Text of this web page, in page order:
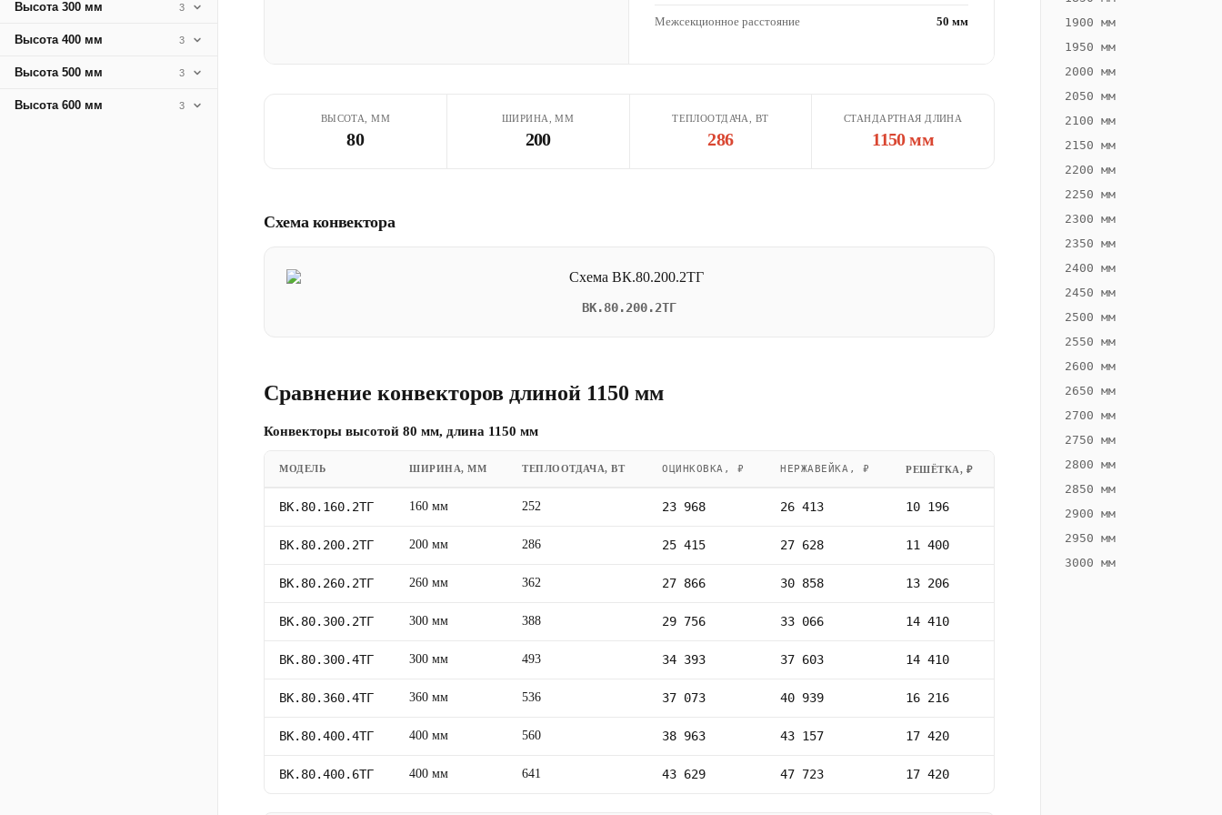
Высота 300 мм 3
Высота 400 мм 3
Высота 500 мм 3
Высота 600 мм 3
Межсекционное расстояние 50 мм
ВЫСОТА, ММ
80
ШИРИНА, ММ
200
ТЕПЛООТДАЧА, ВТ
286
СТАНДАРТНАЯ ДЛИНА
1150 мм
Схема конвектора
ВК.80.200.2ТГ
Сравнение конвекторов длиной 1150 мм
Конвекторы высотой 80 мм, длина 1150 мм
МОДЕЛЬ ШИРИНА, ММ ТЕПЛООТДАЧА, ВТ ОЦИНКОВКА, ₽ НЕРЖАВЕЙКА, ₽ РЕШЁТКА, ₽
ВК.80.160.2ТГ 160 мм 252 23 968 26 413 10 196
ВК.80.200.2ТГ 200 мм 286 25 415 27 628 11 400
ВК.80.260.2ТГ 260 мм 362 27 866 30 858 13 206
ВК.80.300.2ТГ 300 мм 388 29 756 33 066 14 410
ВК.80.300.4ТГ 300 мм 493 34 393 37 603 14 410
ВК.80.360.4ТГ 360 мм 536 37 073 40 939 16 216
ВК.80.400.4ТГ 400 мм 560 38 963 43 157 17 420
ВК.80.400.6ТГ 400 мм 641 43 629 47 723 17 420
1900 мм
1950 мм
2000 мм
2050 мм
2100 мм
2150 мм
2200 мм
2250 мм
2300 мм
2350 мм
2400 мм
2450 мм
2500 мм
2550 мм
2600 мм
2650 мм
2700 мм
2750 мм
2800 мм
2850 мм
2900 мм
2950 мм
3000 мм